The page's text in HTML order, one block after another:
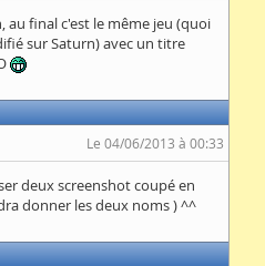
au final c'est le même jeu (quoi
sur Saturn) avec un titre
Le 04/06/2013 à 00:33
deux screenshot coupé en
donner les deux noms ) ^^